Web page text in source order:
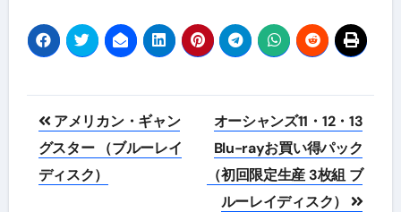
投
稿
ナ
アメリカン・ギャン
グスター （ブルーレイ
ディスク）
オーシャンズ11・12・13
Blu-rayお買い得パック
（初回限定生産 3枚組 ブ
ルーレイディスク）